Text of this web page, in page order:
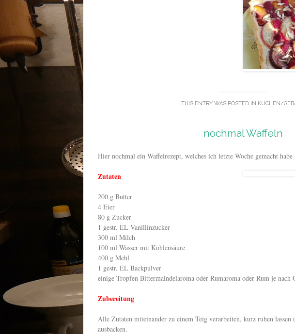
THIS ENTRY WAS POSTED IN KUCHEN/
nochmal Waffeln
Hier nochmal ein Waffelrezept, welches ich letzte Woche gemacht
Zutaten
200 g Butter
4 Eier
80 g Zucker
1 gestr. EL Vanillinzucker
300 ml Milch
100 ml Wasser mit Kohlensäure
400 g Mehl
1 gestr. EL Backpulver
einige Tropfen Bittermalndelaroma oder Rumaroma oder Rum je nach
Zubereitung
Alle Zutaten miteinander zu einem Teig verarbeiten, kurz ruhen lassen
ausbacken.